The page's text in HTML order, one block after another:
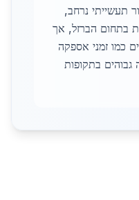
תעשייתי נרחב,
בתחום הברזל, אך
כמו זמני אספקה
גבוהים בתקופות